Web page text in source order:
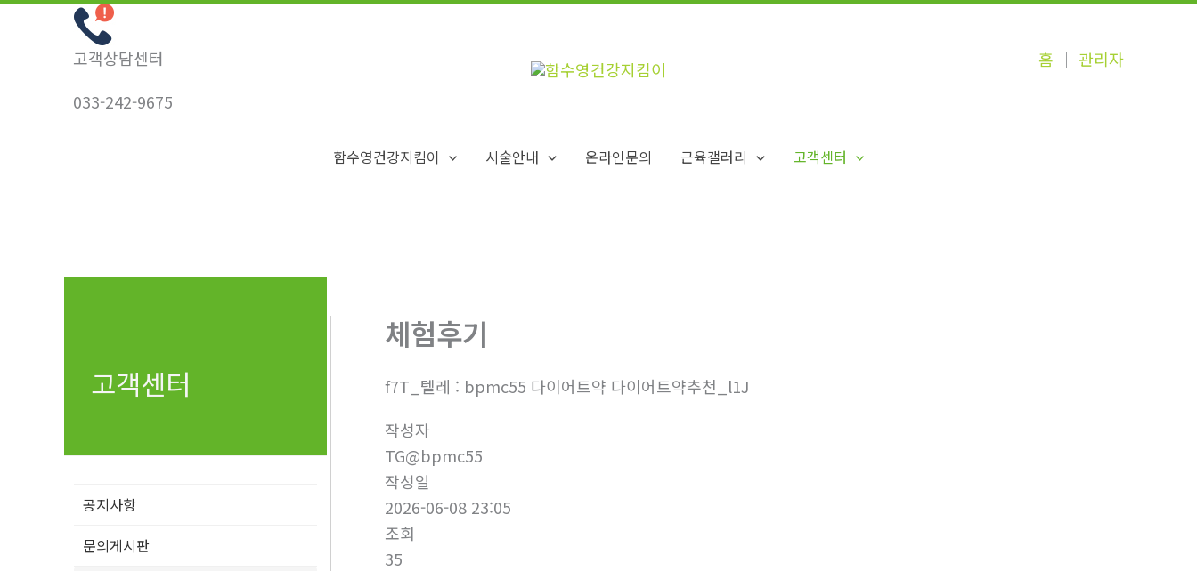
콘
고객상담센터
033-242-9675
홈 │ 관리자
함수영건강지킴이 시술안내 온라인문의 근육갤러리 고객센터
고객센터
공지사항
문의게시판
체험후기
f7T_텔레 : bpmc55 다이어트약 다이어트약추천_l1J
작성자
TG@bpmc55
작성일
2026-06-08 23:05
조회
35